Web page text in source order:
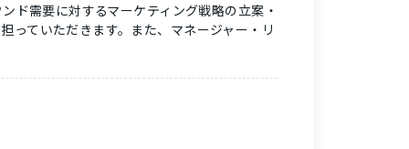
ド需要に対するマーケティング戦略の立案・
っていただきます。また、マネージャー・リ